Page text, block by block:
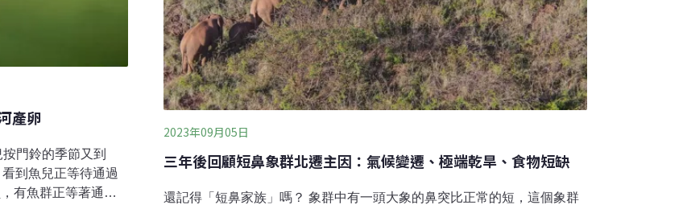
產卵
門鈴的季節又到
到魚兒正等待通過
有魚群正等著通關
2023年09月05日
三年後回顧短鼻象群北遷主因：氣候變遷、極端乾旱、食物短缺
還記得「短鼻家族」嗎？ 象群中有一頭大象的鼻突比正常的短，這個象群